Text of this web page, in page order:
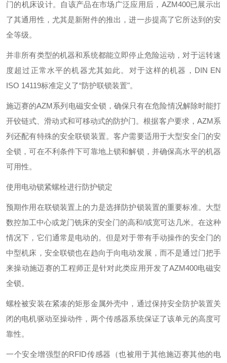
门的机床设计。自该产品在市场广泛应用后，AZM400已展示出
了其通用性，尤其是新附件的推出，进一步提高了它所达到的安
全等级。
并非所有类型的机器和系统都能立即停止危险运动，对于运转速
度超过正常水平的机器尤其如此。对于这样的机器，DIN EN
ISO 14119标准定义了“防护联锁装置"。
施迈赛的AZM系列电磁安全锁，确保只有在危险情况解除时能打
开铰链式、滑动式和可移动式的防护门。根据客户要求，AZM系
列还配有特殊的安全联锁装置。客户需要适用于大型安全门的安
全锁，可在不利条件下可靠地上锁和解锁，并确保高水平的机器
可用性。
使用电动锁紧螺栓进行防护锁定
预期作用在联锁装置上的力是选择防护锁装置的重要标准。大型
数控加工中心或龙门铣床的安全门的高和/或宽可达几米。在这种
情况下，它们通常是电动的。但是对于带有手动操作的安全门的
中型机床，安全联锁也在趋向于向电动发展，而不是通过门把手
来操动施迈赛的工程师正是针对此类应用开发了AZM400电磁安
全锁。
螺栓被安装在紧凑的矩形金属外壳中，通过保持安全防护装置关
闭的电机驱动至操动件，两个传感器系统保证了该单元的高度可
靠性。
一个安全增强型的RFID传感器（也被用于其他施迈赛其他的电